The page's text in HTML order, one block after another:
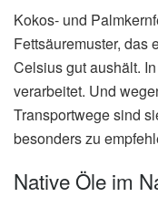
Kokos- und
Fettsäuremuster, das
Celsius gut aushält.
verarbeitet. Und
Transportwege sind
besonders zu
Native Öle im